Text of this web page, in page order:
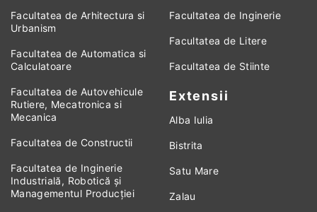
Facultatea de Arhitectura si
Urbanism
Facultatea de Automatica si
Calculatoare
Facultatea de Autovehicule
Rutiere, Mecatronica si
Mecanica
Facultatea de Constructii
Facultatea de Inginerie
Industrială, Robotică și
Managementul Producției
Facultatea de Inginerie
Facultatea de Litere
Facultatea de Stiinte
Extensii
Alba Iulia
Bistrita
Satu Mare
Zalau